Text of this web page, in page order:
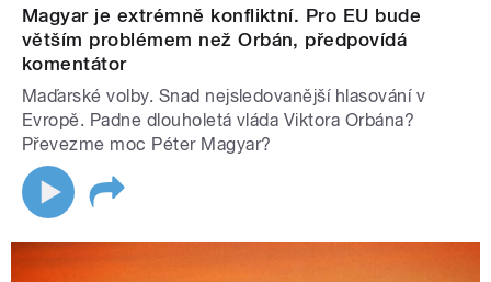
Magyar je extrémně konfliktní. Pro EU bude
větším problémem než Orbán, předpovídá
komentátor
Maďarské volby. Snad nejsledovanější hlasování v
Evropě. Padne dlouholetá vláda Viktora Orbána?
Převezme moc Péter Magyar?